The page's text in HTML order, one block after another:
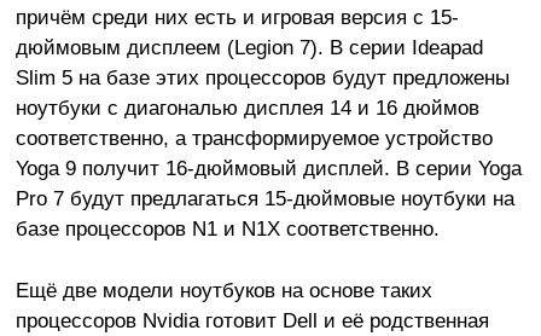
причём среди них есть и игровая версия с 15-
дюймовым дисплеем (Legion 7). В серии Ideapad
Slim 5 на базе этих процессоров будут предложены
ноутбуки с диагональю дисплея 14 и 16 дюймов
соответственно, а трансформируемое устройство
Yoga 9 получит 16-дюймовый дисплей. В серии Yoga
Pro 7 будут предлагаться 15-дюймовые ноутбуки на
базе процессоров N1 и N1X соответственно.
Ещё две модели ноутбуков на основе таких
процессоров Nvidia готовит Dell и её родственная